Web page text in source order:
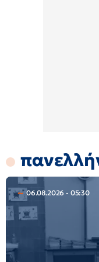
06.08.2026 - 05:30